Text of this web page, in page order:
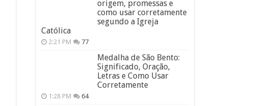
origem, promessas e
como usar corretamente
segundo a Igreja
Católica
2:21 PM 77
Medalha de São Bento:
Significado, Oração,
Letras e Como Usar
Corretamente
1:28 PM 64